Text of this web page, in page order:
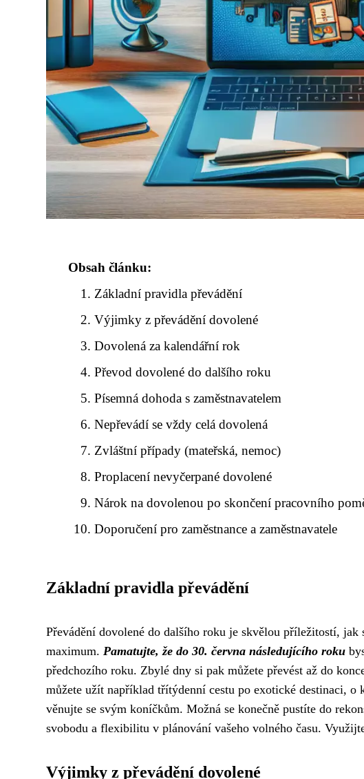
Obsah článku:
Základní pravidla převádění
Výjimky z převádění dovolené
Dovolená za kalendářní rok
Převod dovolené do dalšího roku
Písemná dohoda s zaměstnavatelem
Nepřevádí se vždy celá dovolená
Zvláštní případy (mateřská, nemoc)
Proplacení nevyčerpané dovolené
Nárok na dovolenou po skončení pracovního
Doporučení pro zaměstnance a zaměstnavatele
Základní pravidla převádění
Převádění dovolené do dalšího roku je skvělou příležitostí,
maximum. Pamatujte, že do 30. června následujícího roku
předchozího roku. Zbylé dny si pak můžete převést až do
můžete užít například třítýdenní cestu po exotické destinaci,
věnujte se svým koníčkům. Možná se konečně pustíte do
svobodu a flexibilitu v plánování vašeho volného času.
Výjimky z převádění dovolené